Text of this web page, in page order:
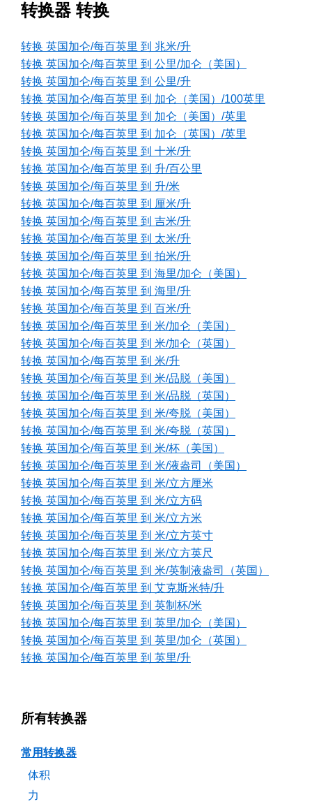
转换器 转换
转换 英国加仑/每百英里 到 兆米/升
转换 英国加仑/每百英里 到 公里/加仑（美国）
转换 英国加仑/每百英里 到 公里/升
转换 英国加仑/每百英里 到 加仑（美国）/100英里
转换 英国加仑/每百英里 到 加仑（美国）/英里
转换 英国加仑/每百英里 到 加仑（英国）/英里
转换 英国加仑/每百英里 到 十米/升
转换 英国加仑/每百英里 到 升/百公里
转换 英国加仑/每百英里 到 升/米
转换 英国加仑/每百英里 到 厘米/升
转换 英国加仑/每百英里 到 吉米/升
转换 英国加仑/每百英里 到 太米/升
转换 英国加仑/每百英里 到 拍米/升
转换 英国加仑/每百英里 到 海里/加仑（美国）
转换 英国加仑/每百英里 到 海里/升
转换 英国加仑/每百英里 到 百米/升
转换 英国加仑/每百英里 到 米/加仑（美国）
转换 英国加仑/每百英里 到 米/加仑（英国）
转换 英国加仑/每百英里 到 米/升
转换 英国加仑/每百英里 到 米/品脱（美国）
转换 英国加仑/每百英里 到 米/品脱（英国）
转换 英国加仑/每百英里 到 米/夸脱（美国）
转换 英国加仑/每百英里 到 米/夸脱（英国）
转换 英国加仑/每百英里 到 米/杯（美国）
转换 英国加仑/每百英里 到 米/液盎司（美国）
转换 英国加仑/每百英里 到 米/立方厘米
转换 英国加仑/每百英里 到 米/立方码
转换 英国加仑/每百英里 到 米/立方米
转换 英国加仑/每百英里 到 米/立方英寸
转换 英国加仑/每百英里 到 米/立方英尺
转换 英国加仑/每百英里 到 米/英制液盎司（英国）
转换 英国加仑/每百英里 到 艾克斯米特/升
转换 英国加仑/每百英里 到 英制杯/米
转换 英国加仑/每百英里 到 英里/加仑（美国）
转换 英国加仑/每百英里 到 英里/加仑（英国）
转换 英国加仑/每百英里 到 英里/升
所有转换器
常用转换器
体积
力